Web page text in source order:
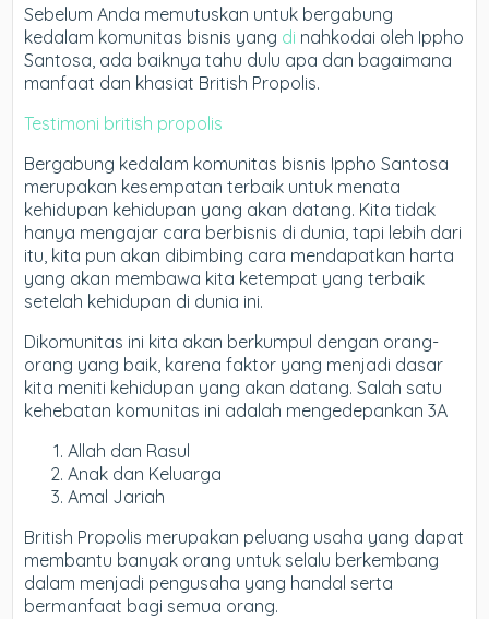
Sebelum Anda memutuskan untuk bergabung
kedalam komunitas bisnis yang di nahkodai oleh Ippho
Santosa, ada baiknya tahu dulu apa dan bagaimana
manfaat dan khasiat British Propolis.
Testimoni british propolis
Bergabung kedalam komunitas bisnis Ippho Santosa
merupakan kesempatan terbaik untuk menata
kehidupan kehidupan yang akan datang. Kita tidak
hanya mengajar cara berbisnis di dunia, tapi lebih dari
itu, kita pun akan dibimbing cara mendapatkan harta
yang akan membawa kita ketempat yang terbaik
setelah kehidupan di dunia ini.
Dikomunitas ini kita akan berkumpul dengan orang-
orang yang baik, karena faktor yang menjadi dasar
kita meniti kehidupan yang akan datang. Salah satu
kehebatan komunitas ini adalah mengedepankan 3A
Allah dan Rasul
Anak dan Keluarga
Amal Jariah
British Propolis merupakan peluang usaha yang dapat
membantu banyak orang untuk selalu berkembang
dalam menjadi pengusaha yang handal serta
bermanfaat bagi semua orang.